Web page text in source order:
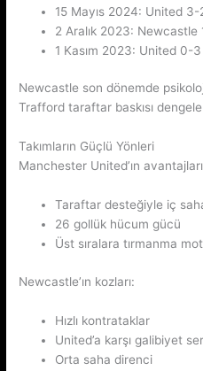
15 Mayıs 2024: United
2 Aralık 2023: Newcastle
1 Kasım 2023: United 0-
Newcastle son dönemde
Trafford taraftar baskısı
Takımların Güçlü Yönleri
Manchester United’ın
Taraftar desteğiyle iç
26 gollük hücum gücü
Üst sıralara tırmanma
Newcastle’ın kozları:
Hızlı kontrataklar
United’a karşı galibiyet
Orta saha direnci